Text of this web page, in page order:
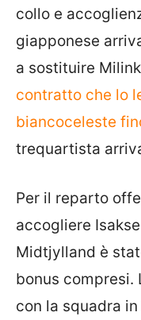
collo e
giapponese
a sostituire
contratto che lo
biancoceleste
trequartista
Per il reparto
accogliere
Midtjylland è
bonus compresi.
con la squadra